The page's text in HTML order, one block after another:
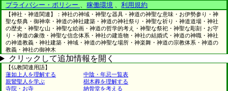
プライバシー・ポリシー 、 稼働環境 、 利用規約
【神社・神道関連】：神社の神域・神聖な器具・神道の神聖な意味・お伊勢参り・神
聖な祭典・御神幸・神道の神社建築・神道の神社祭り・神聖な祈り・神道道場・神社
の歴史・神聖な山・神聖な絵画・神道の哲学的考え・神聖な祭祀・神聖な彫刻・お守
り・神道の象徴・神聖な信念体系・神社の建造物・神社の結婚式・神道の神職・神社
の神道教義・神社建築・神域・神道の神聖な場所・神楽舞・神道の宗教体系・神道の
教義・神社の御神木
クリックして追加情報を開く
【仏教関連用語】
蓮如上人を理解する
中陰・年忌一覧表
親鸞聖人を学ぶ
樹木葬を理解する
寺院・お寺
納骨堂を考える